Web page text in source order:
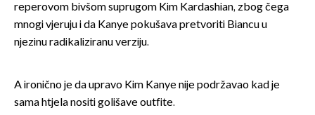
reperovom bivšom suprugom Kim Kardashian, zbog čega
mnogi vjeruju i da Kanye pokušava pretvoriti Biancu u
njezinu radikaliziranu verziju.
A ironično je da upravo Kim Kanye nije podržavao kad je
sama htjela nositi golišave outfite.